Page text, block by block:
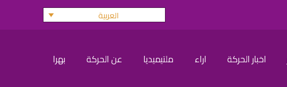
العربية
اخبار الحركة اراء ملتيميديا عن الحركة بهرا